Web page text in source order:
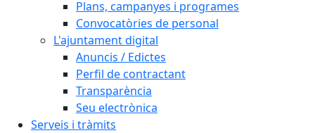
Plans, campanyes i programes
Convocatòries de personal
L'ajuntament digital
Anuncis / Edictes
Perfil de contractant
Transparència
Seu electrònica
Serveis i tràmits